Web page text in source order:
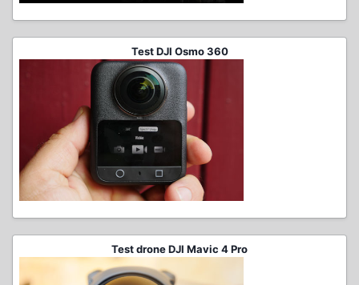
Test DJI Osmo 360
Test drone DJI Mavic 4 Pro